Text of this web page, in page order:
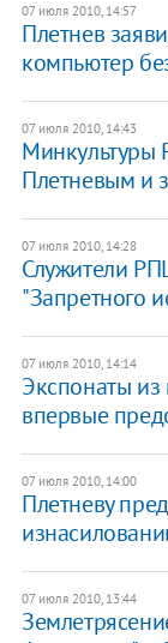
07 июля 2010, 14:57
Плетнев
компьютер
07 июля 2010, 14:43
Минкультуры
Плетневым и
07 июля 2010, 14:28
Служители
"Запретного
07 июля 2010, 14:14
Экспонаты
впервые
07 июля 2010, 14:00
Плетневу
07 июля 2010, 13:44